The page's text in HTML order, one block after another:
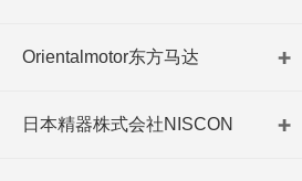
Orientalmotor东方马达
日本精器株式会社NISCON